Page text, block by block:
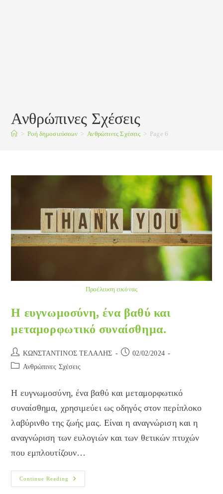
Ανθρώπινες Σχέσεις
> Ροή δημοσιεύσεων > Ανθρώπινες Σχέσεις > Page 6
Προέλευση εικόνας
Η ευγνωμοσύνη, ένα βαθύ και
μεταμορφωτικό συναίσθημα.
Post
author:
ΚΩΝΣΤΑΝΤΙΝΟΣ ΤΕΛΑΛΗΣ
Post02/02/2024
Post Ανθρώπινες Σχέσεις
Η ευγνωμοσύνη, ένα βαθύ και μεταμορφωτικό
συναίσθημα, χρησιμεύει ως οδηγός στον περίπλοκο
λαβύρινθο της ζωής μας. Είναι η αναγνώριση και η
αναγνώριση των ευλογιών και των θετικών πτυχών
που εμπλουτίζουν…
Continue Reading
Η
Ευγνωμοσύνη,